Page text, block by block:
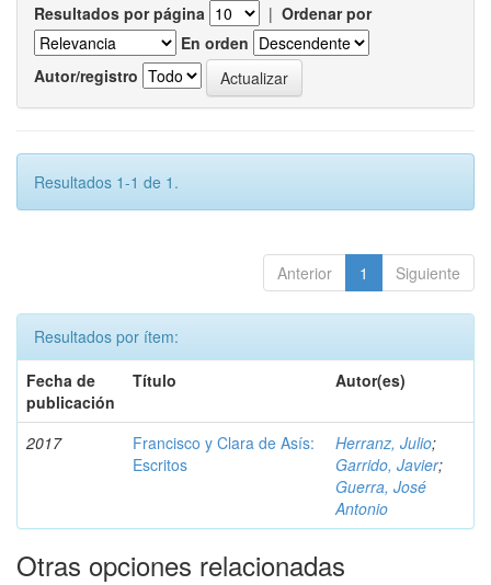
Resultados por página | Ordenar por
En orden
Autor/registro
Resultados 1-1 de 1.
Anterior 1 Siguiente
Resultados por ítem:
Fecha de
publicación
Título Autor(es)
2017
Francisco y Clara de Asís:
Escritos
Herranz, Julio;
Garrido, Javier;
Guerra, José
Antonio
Otras opciones relacionadas